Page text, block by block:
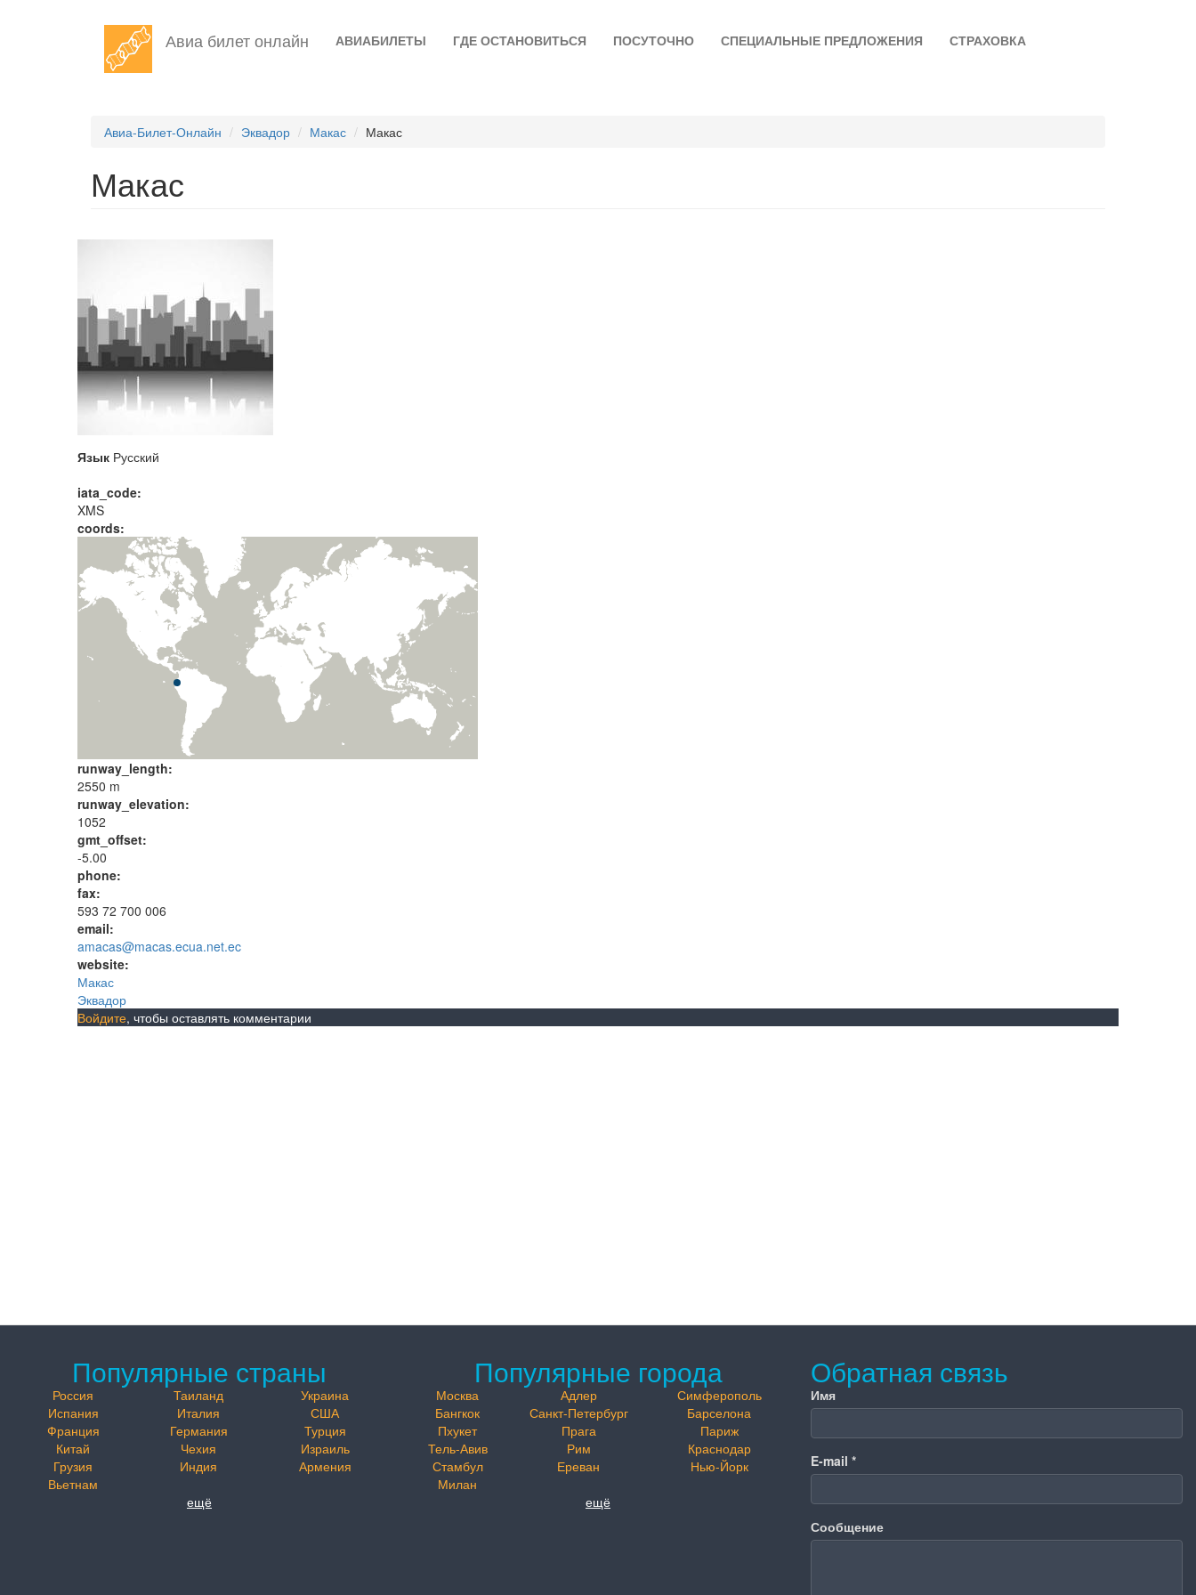
Авиа билет онлайн АВИАБИЛЕТЫ ГДЕ ОСТАНОВИТЬСЯ ПОСУТОЧНО СПЕЦИАЛЬНЫЕ ПРЕДЛОЖЕНИЯ СТРАХОВКА
Авиа-Билет-Онлайн Эквадор Макас Макас
Макас
Язык Русский
iata_code:
XMS
coords:
runway_length:
2550 m
runway_elevation:
1052
gmt_offset:
-5.00
phone:
fax:
593 72 700 006
email:
amacas@macas.ecua.net.ec
website:
Макас
Эквадор
Войдите, чтобы оставлять комментарии
Популярные страны
Россия Таиланд
Украина
Испания
Италия
США
Франция
Германия
Турция
Китай
Чехия
Израиль
Грузия
Индия
Армения
Вьетнам
ещё
Популярные города
Москва Адлер
Симферополь
Бангкок
Санкт-Петербург
Барселона
Пхукет
Прага
Париж
Тель-Авив
Рим
Краснодар
Стамбул
Ереван
Нью-Йорк
Милан
ещё
Обратная связь
Имя
E-mail *
Сообщение